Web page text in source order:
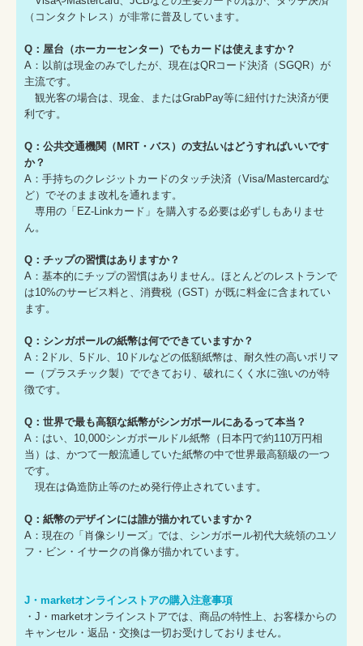
（コンタクトレス）が非常に普及しています。
Q：屋台（ホーカーセンター）でもカードは使えますか？
A：以前は現金のみでしたが、現在はQRコード決済（SGQR）が
主流です。
観光客の場合は、現金、またはGrabPay等に紐付けた決済が便
利です。
Q：公共交通機関（MRT・バス）の支払いはどうすればいいです
か？
A：手持ちのクレジットカードのタッチ決済（Visa/Mastercardな
ど）でそのまま改札を通れます。
専用の「EZ-Linkカード」を購入する必要は必ずしもありませ
ん。
Q：チップの習慣はありますか？
A：基本的にチップの習慣はありません。ほとんどのレストランで
は10%のサービス料と、消費税（GST）が既に料金に含まれてい
ます。
Q：シンガポールの紙幣は何でできていますか？
A：2ドル、5ドル、10ドルなどの低額紙幣は、耐久性の高いポリマ
ー（プラスチック製）でできており、破れにくく水に強いのが特
徴です。
Q：世界で最も高額な紙幣がシンガポールにあるって本当？
A：はい、10,000シンガポールドル紙幣（日本円で約110万円相
当）は、かつて一般流通していた紙幣の中で世界最高額級の一つ
です。
現在は偽造防止等のため発行停止されています。
Q：紙幣のデザインには誰が描かれていますか？
A：現在の「肖像シリーズ」では、シンガポール初代大統領のユソ
フ・ビン・イサークの肖像が描かれています。
J・marketオンラインストアの購入注意事項
・J・marketオンラインストアでは、商品の特性上、お客様からの
キャンセル・返品・交換は一切お受けしておりません。